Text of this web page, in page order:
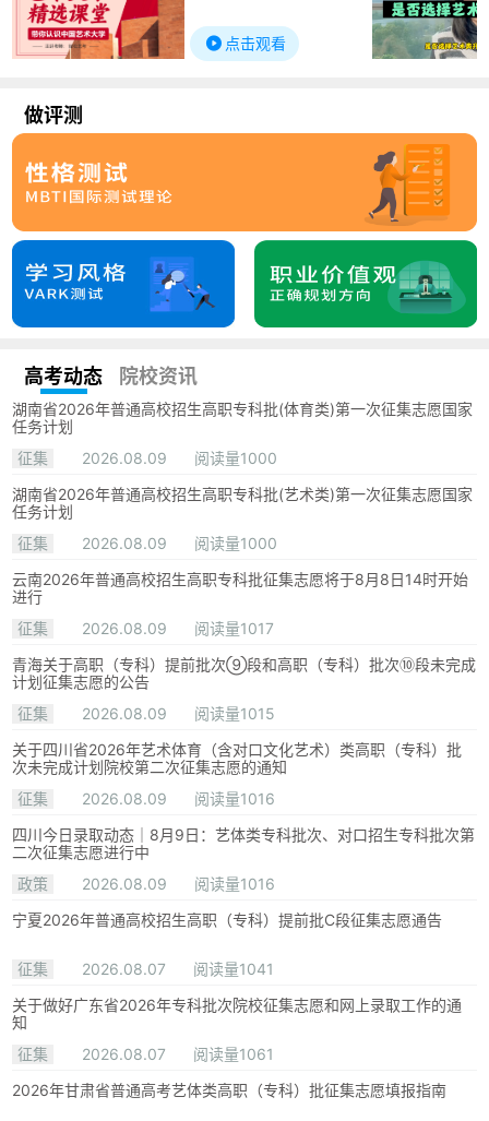
点击观看
做评测
高考动态 院校资讯
湖南省2026年普通高校招生高职专科批(体育类)第一次征集志愿国家
任务计划
征集
2026.08.09
阅读量1000
湖南省2026年普通高校招生高职专科批(艺术类)第一次征集志愿国家
任务计划
征集
2026.08.09
阅读量1000
云南2026年普通高校招生高职专科批征集志愿将于8月8日14时开始
进行
征集
2026.08.09
阅读量1017
青海关于高职（专科）提前批次⑨段和高职（专科）批次⑩段未完成
计划征集志愿的公告
征集
2026.08.09
阅读量1015
关于四川省2026年艺术体育（含对口文化艺术）类高职（专科）批
次未完成计划院校第二次征集志愿的通知
征集
2026.08.09
阅读量1016
四川今日录取动态｜8月9日：艺体类专科批次、对口招生专科批次第
二次征集志愿进行中
政策
2026.08.09
阅读量1016
宁夏2026年普通高校招生高职（专科）提前批C段征集志愿通告
征集 2026.08.07
阅读量1041
关于做好广东省2026年专科批次院校征集志愿和网上录取工作的通
知
征集
2026.08.07
阅读量1061
2026年甘肃省普通高考艺体类高职（专科）批征集志愿填报指南